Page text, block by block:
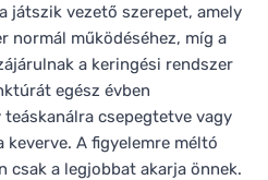
játszik vezető szerepet, amely
normál működéséhez, míg a
a keringési rendszer
egész évben
csepegtetve vagy
A figyelemre méltó
csak a legjobbat akarja önnek.